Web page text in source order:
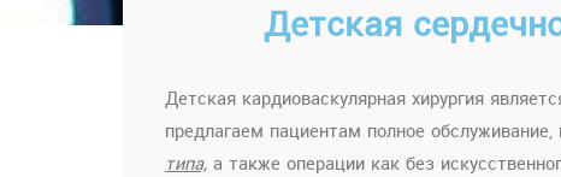
Детская
Детская кардиоваскулярная хирургия
предлагаем пациентам полное обслуживание,
типа, а также операции как без